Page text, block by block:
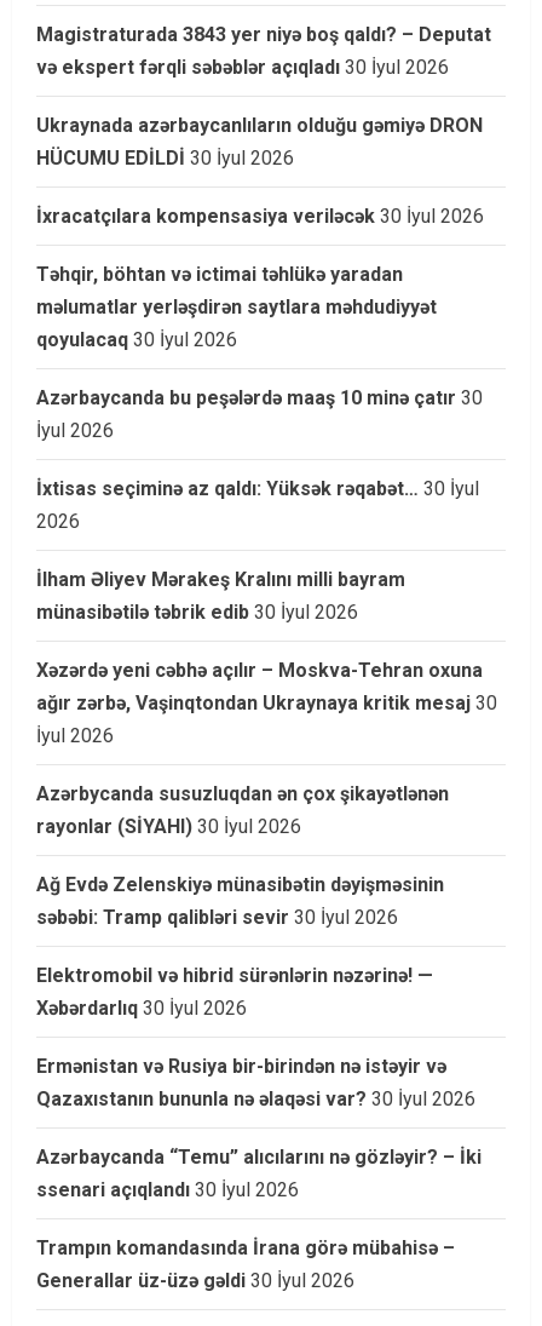
Magistraturada 3843 yer niyə boş qaldı? – Deputat
və ekspert fərqli səbəblər açıqladı 30 İyul 2026
Ukraynada azərbaycanlıların olduğu gəmiyə DRON
HÜCUMU EDİLDİ 30 İyul 2026
İxracatçılara kompensasiya veriləcək 30 İyul 2026
Təhqir, böhtan və ictimai təhlükə yaradan
məlumatlar yerləşdirən saytlara məhdudiyyət
qoyulacaq 30 İyul 2026
Azərbaycanda bu peşələrdə maaş 10 minə çatır 30
İyul 2026
İxtisas seçiminə az qaldı: Yüksək rəqabət… 30 İyul
2026
İlham Əliyev Mərakeş Kralını milli bayram
münasibətilə təbrik edib 30 İyul 2026
Xəzərdə yeni cəbhə açılır – Moskva-Tehran oxuna
ağır zərbə, Vaşinqtondan Ukraynaya kritik mesaj 30
İyul 2026
Azərbycanda susuzluqdan ən çox şikayətlənən
rayonlar (SİYAHI) 30 İyul 2026
Ağ Evdə Zelenskiyə münasibətin dəyişməsinin
səbəbi: Tramp qalibləri sevir 30 İyul 2026
Elektromobil və hibrid sürənlərin nəzərinə! —
Xəbərdarlıq 30 İyul 2026
Ermənistan və Rusiya bir-birindən nə istəyir və
Qazaxıstanın bununla nə əlaqəsi var? 30 İyul 2026
Azərbaycanda “Temu” alıcılarını nə gözləyir? – İki
ssenari açıqlandı 30 İyul 2026
Trampın komandasında İrana görə mübahisə –
Generallar üz-üzə gəldi 30 İyul 2026